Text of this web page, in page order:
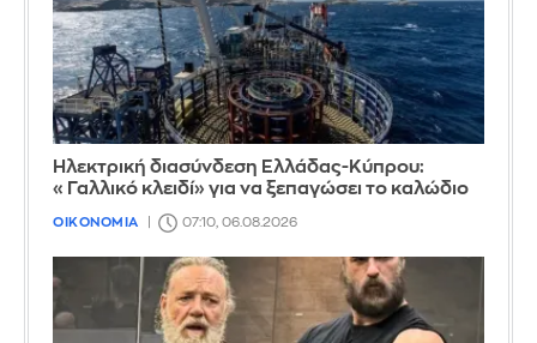
Ηλεκτρική διασύνδεση Ελλάδας-Κύπρου:
«Γαλλικό κλειδί» για να ξεπαγώσει το καλώδιο
ΟΙΚΟΝΟΜΙΑ 07:10, 06.08.2026